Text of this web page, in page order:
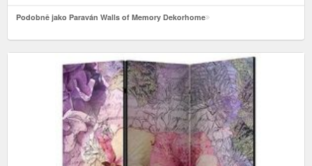
Podobně jako Paraván Walls of Memory Dekorhome